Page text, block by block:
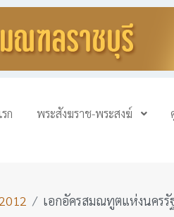
ก พระสังฆราช-พระสงฆ์
เอกอัครสมณทูตแห่งนครรั